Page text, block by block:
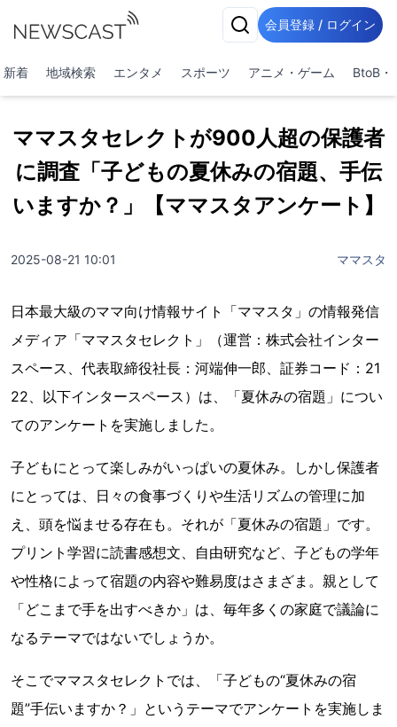
会員登録 / ログイン
新着 地域検索 エンタメ スポーツ アニメ・ゲーム BtoB・
ママスタセレクトが900人超の保護者
に調査「子どもの夏休みの宿題、手伝
いますか？」【ママスタアンケート】
2025-08-21 10:01 ママスタ
日本最大級のママ向け情報サイト「ママスタ」の情報発信
メディア「ママスタセレクト」（運営：株式会社インター
スペース、代表取締役社長：河端伸一郎、証券コード：21
22、以下インタースペース）は、「夏休みの宿題」につい
てのアンケートを実施しました。
子どもにとって楽しみがいっぱいの夏休み。しかし保護者
にとっては、日々の食事づくりや生活リズムの管理に加
え、頭を悩ませる存在も。それが「夏休みの宿題」です。
プリント学習に読書感想文、自由研究など、子どもの学年
や性格によって宿題の内容や難易度はさまざま。親として
「どこまで手を出すべきか」は、毎年多くの家庭で議論に
なるテーマではないでしょうか。
そこでママスタセレクトでは、「子どもの“夏休みの宿
題”手伝いますか？」というテーマでアンケートを実施しま